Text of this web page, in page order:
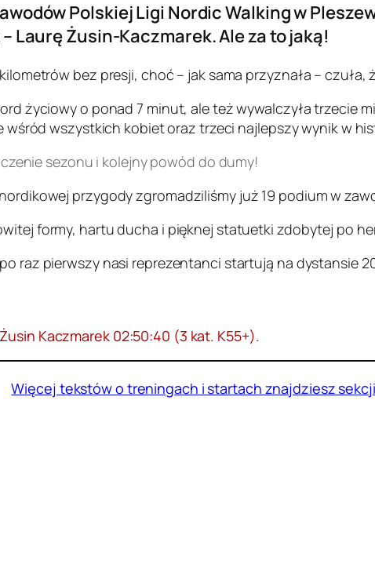
Polskiej Ligi Nordic Walking w
Laurę Żusin-Kaczmarek. Ale za to jaką!
bez presji, choć – jak sama przyznała – czuła,
życiowy o ponad 7 minut, ale też wywalczyła trzecie
wśród wszystkich kobiet oraz trzeci najlepszy wynik w
sezonu i kolejny powód do dumy!
przygody zgromadziliśmy już 19 podium w
formy, hartu ducha i pięknej statuetki zdobytej po
raz pierwszy nasi reprezentanci startują na dystansie
Kaczmarek 02:50:40 (3 kat. K55+).
Więcej tekstów o treningach i startach znajdziesz